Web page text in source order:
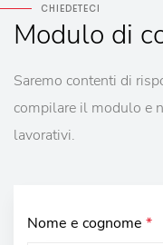
CHIEDETECI
Modulo di
Saremo contenti di
compilare il modulo e
lavorativi.
Nome e cognome *